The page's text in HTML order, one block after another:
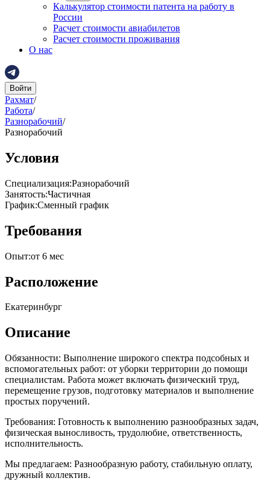
Калькулятор стоимости патента на работу в
России
Расчет стоимости авиабилетов
Расчет стоимости проживания
О нас
Войти
Рахмат/
Работа/
Разнорабочий/
Разнорабочий
Условия
Специализация:Разнорабочий
Занятость:Частичная
График:Сменный график
Требования
Опыт:от 6 мес
Расположение
Екатеринбург
Описание
Обязанности: Выполнение широкого спектра подсобных и
вспомогательных работ: от уборки территории до помощи
специалистам. Работа может включать физический труд,
перемещение грузов, подготовку материалов и выполнение
простых поручений.
Требования: Готовность к выполнению разнообразных задач,
физическая выносливость, трудолюбие, ответственность,
исполнительность.
Мы предлагаем: Разнообразную работу, стабильную оплату,
дружный коллектив.